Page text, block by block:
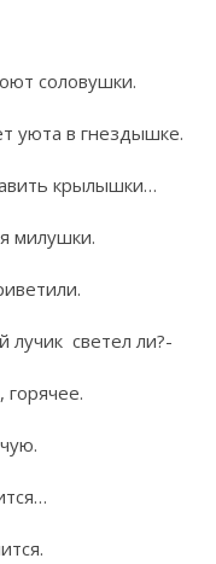
соловушки.
уюта в гнездышке.
крылышки…
милушки.
светел ли?-